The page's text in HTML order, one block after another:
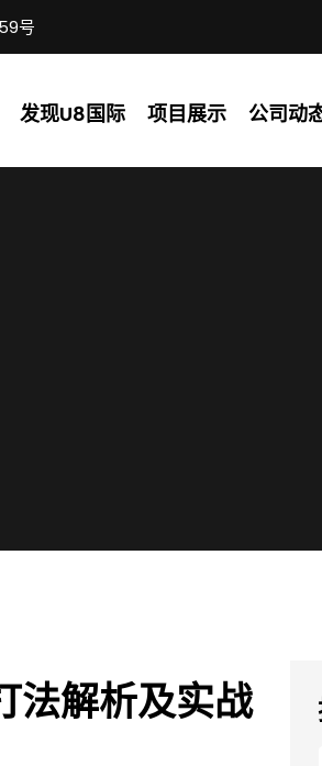
号
发现U8国际 项目展示 公司动
法解析及实战